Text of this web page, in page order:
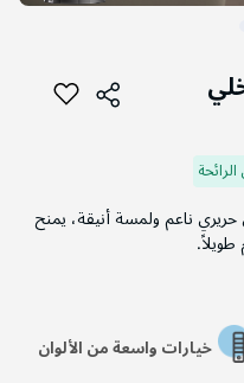
ناعم ولمسة أنيقة، يمنح
طويلاً.
خيارات واسعة من الألوان